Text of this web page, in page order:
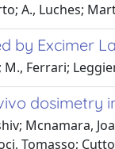
A., Luches;
by Excimer
M., Ferrari;
dosimetry
Mcnamara,
Tomasso;